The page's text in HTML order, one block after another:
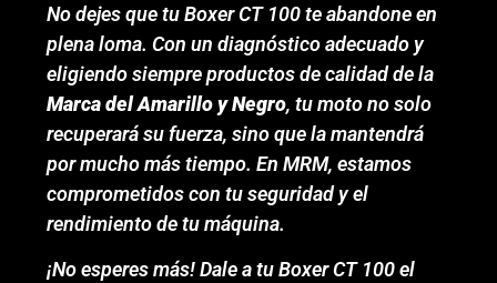
No dejes que tu Boxer CT 100 te abandone en
plena loma. Con un diagnóstico adecuado y
eligiendo siempre productos de calidad de la
Marca del Amarillo y Negro, tu moto no solo
recuperará su fuerza, sino que la mantendrá
por mucho más tiempo. En MRM, estamos
comprometidos con tu seguridad y el
rendimiento de tu máquina.
¡No esperes más! Dale a tu Boxer CT 100 el